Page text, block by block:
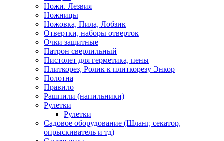
Ножи. Лезвия
Ножницы
Ножовка, Пила, Лобзик
Отвертки, наборы отверток
Очки защитные
Патрон сверлильный
Пистолет для герметика, пены
Плиткорез, Ролик к плиткорезу Энкор
Полотна
Правило
Рашпили (напильники)
Рулетки
Рулетки
Садовое оборудование (Шланг, секатор,
опрыскиватель и тд)